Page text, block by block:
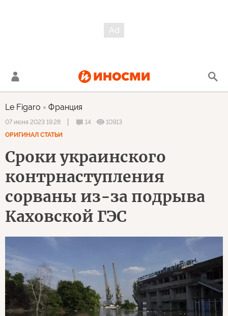
Le Figaro Франция
07 июня 2023 19:28 14
10913
ОРИГИНАЛ СТАТЬИ
Сроки украинского
контрнаступления
сорваны из-за подрыва
Каховской ГЭС